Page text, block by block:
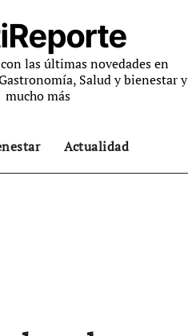
las últimas novedades en
Salud y bienestar y
mucho más
Actualidad